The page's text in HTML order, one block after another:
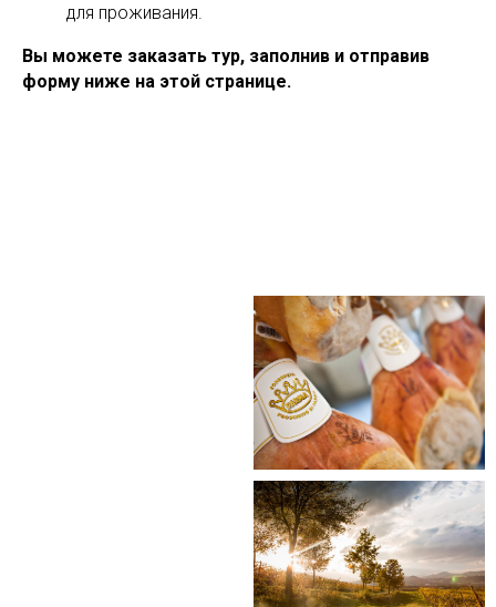
для проживания.
Вы можете заказать тур, заполнив и отправив
форму ниже на этой странице.